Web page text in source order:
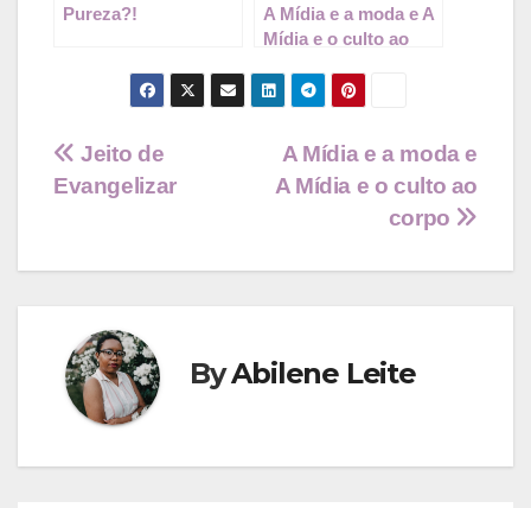
Pureza?!
A Mídia e a moda e A
Mídia e o culto ao
Navegação
Post
A Mídia e a moda e
A Mídia e o culto ao
corpo
Jeito de
Evangelizar
ByAbilene Leite